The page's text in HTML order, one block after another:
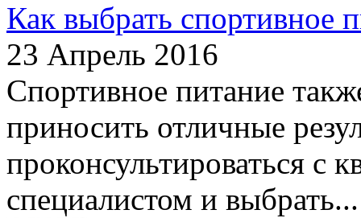
Как выбрать спортивное
23 Апрель 2016
Спортивное питание
приносить отличные
проконсультироваться с
специалистом и выбрать...